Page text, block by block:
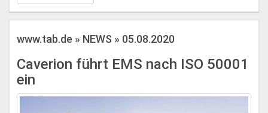
www.tab.de » NEWS » 05.08.2020
Caverion führt EMS nach ISO 50001
ein